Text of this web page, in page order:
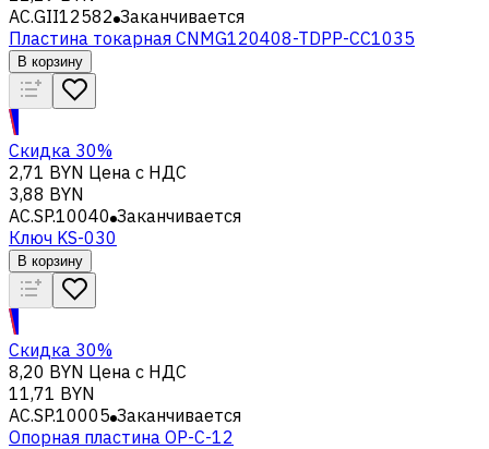
AC.GII12582 Заканчивается
Пластина токарная CNMG120408-TDPP-CC1035
В корзину
Скидка 30%
2,71 BYN Цена с НДС
3,88 BYN
AC.SP.10040 Заканчивается
Ключ KS-030
В корзину
Скидка 30%
8,20 BYN Цена с НДС
11,71 BYN
AC.SP.10005 Заканчивается
Опорная пластина OP-C-12